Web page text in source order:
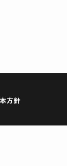
方針